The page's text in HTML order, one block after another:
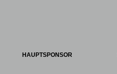
HAUPTSPONSOR